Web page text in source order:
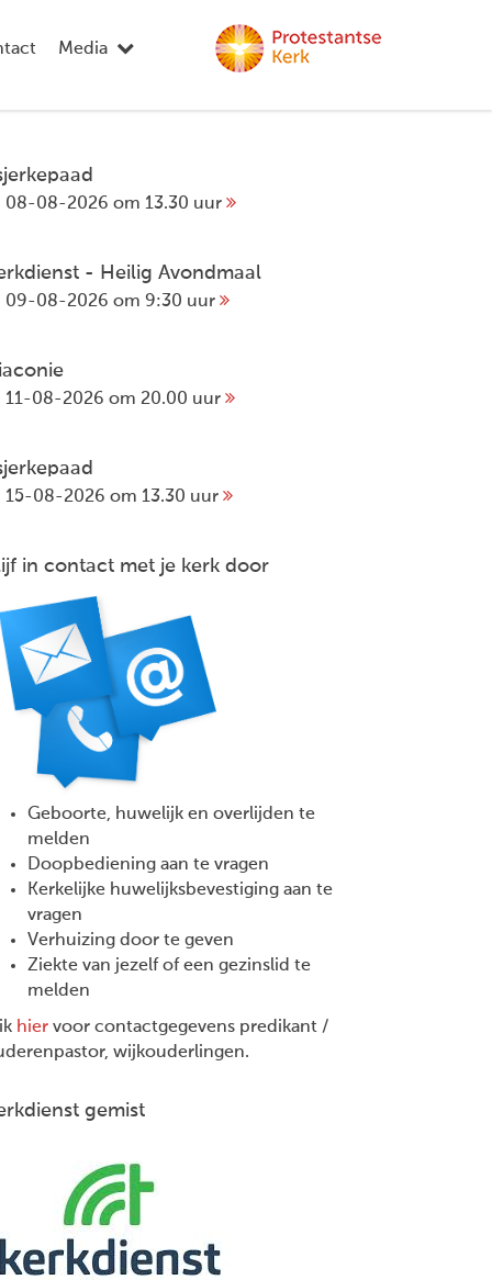
Media
08-08-2026 om 13.30 uur
- Heilig Avondmaal
09-08-2026 om 9:30 uur
11-08-2026 om 20.00 uur
15-08-2026 om 13.30 uur
in contact met je kerk door
Geboorte, huwelijk en overlijden te
melden
Doopbediening aan te vragen
Kerkelijke huwelijksbevestiging aan te
vragen
Verhuizing door te geven
Ziekte van jezelf of een gezinslid te
melden
hier voor contactgegevens predikant /
wijkouderlingen.
gemist